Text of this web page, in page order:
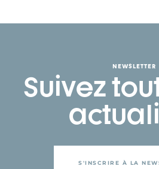
NEWSLETTER
Suivez
S'INSCRIRE À LA